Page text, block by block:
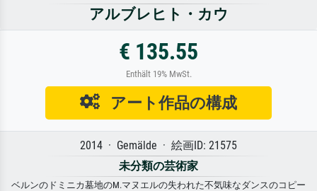
アルブレヒト・カウ
€ 135.55
Enthält 19% MwSt.
アート作品の構成
2014 · Gemälde · 絵画ID: 21575
未分類の芸術家
ベルンのドミニカ墓地のM.マヌエルの失われた不気味なダンスのコピー